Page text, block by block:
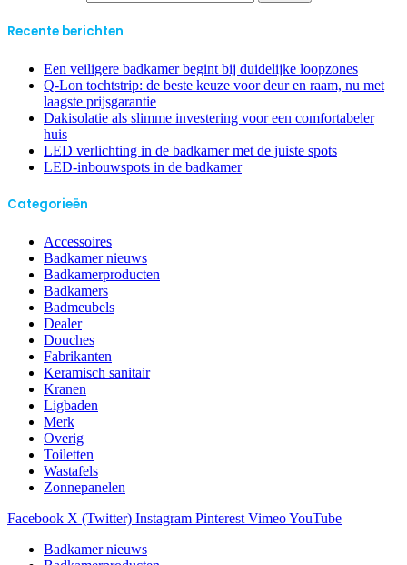
Recente berichten
Een veiligere badkamer begint bij duidelijke loopzones
Q-Lon tochtstrip: de beste keuze voor deur en raam, nu met
laagste prijsgarantie
Dakisolatie als slimme investering voor een comfortabeler
huis
LED verlichting in de badkamer met de juiste spots
LED-inbouwspots in de badkamer
Categorieën
Accessoires
Badkamer nieuws
Badkamerproducten
Badkamers
Badmeubels
Dealer
Douches
Fabrikanten
Keramisch sanitair
Kranen
Ligbaden
Merk
Overig
Toiletten
Wastafels
Zonnepanelen
Facebook X (Twitter) Instagram Pinterest VimeoYouTube
Badkamer nieuws